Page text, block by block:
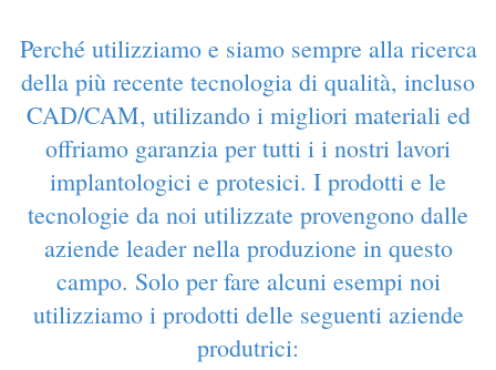
Perché utilizziamo e siamo sempre alla ricerca
della più recente tecnologia di qualità, incluso
CAD/CAM, utilizando i migliori materiali ed
offriamo garanzia per tutti i i nostri lavori
implantologici e protesici. I prodotti e le
tecnologie da noi utilizzate provengono dalle
aziende leader nella produzione in questo
campo. Solo per fare alcuni esempi noi
utilizziamo i prodotti delle seguenti aziende
produtrici: